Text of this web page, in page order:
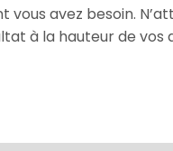
avez besoin.
à la hauteur de vos